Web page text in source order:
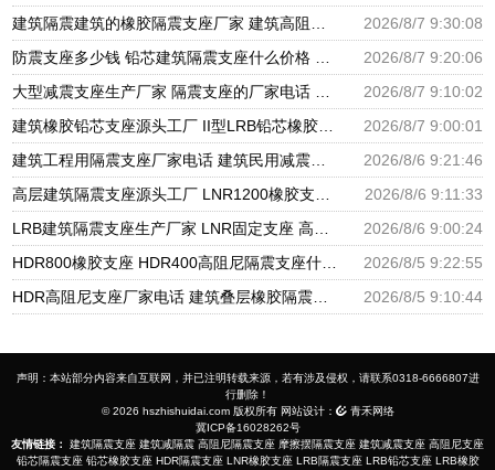
建筑隔震建筑的橡胶隔震支座厂家 建筑高阻尼抗震支座厂家 隔震支座LNR700源头工厂
2026/8/7 9:30:08
防震支座多少钱 铅芯建筑隔震支座什么价格 HDR600支座
2026/8/7 9:20:06
大型减震支座生产厂家 隔震支座的厂家电话 建筑橡胶隔震支座LNR厂家
2026/8/7 9:10:02
建筑橡胶铅芯支座源头工厂 II型LRB铅芯橡胶隔震支座厂家 LNR1300隔震支座厂家
2026/8/7 9:00:01
建筑工程用隔震支座厂家电话 建筑民用减震支座厂家 建筑圆形铅芯橡胶隔震支座厂家
2026/8/6 9:21:46
高层建筑隔震支座源头工厂 LNR1200橡胶支座厂家电话 LNR600支座什么价格
2026/8/6 9:11:33
LRB建筑隔震支座生产厂家 LNR固定支座 高阻尼橡胶支座什么价格
2026/8/6 9:00:24
HDR800橡胶支座 HDR400高阻尼隔震支座什么价格 LRB1500隔震支座
2026/8/5 9:22:55
HDR高阻尼支座厂家电话 建筑叠层橡胶隔震支座源头工厂 LNR水平分散力橡胶隔震支座源头工厂
2026/8/5 9:10:44
声明：本站部分内容来自互联网，并已注明转载来源，若有涉及侵权，请联系0318-6666807进
行删除！
© 2026 hszhishuidai.com 版权所有 网站设计：
青禾网络
冀ICP备16028262号
友情链接：
建筑隔震支座 建筑减隔震 高阻尼隔震支座 摩擦摆隔震支座 建筑减震支座 高阻尼支座
铅芯隔震支座 铅芯橡胶支座 HDR隔震支座 LNR橡胶支座 LRB隔震支座 LRB铅芯支座 LRB橡胶